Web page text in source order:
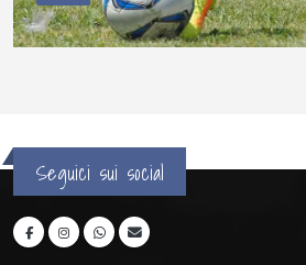
Seguici sui social